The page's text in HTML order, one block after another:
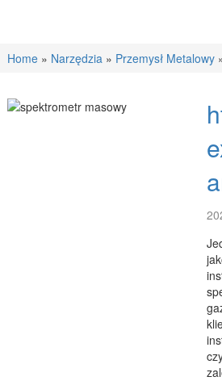
Home » Narzędzia » Przemysł Metalowy